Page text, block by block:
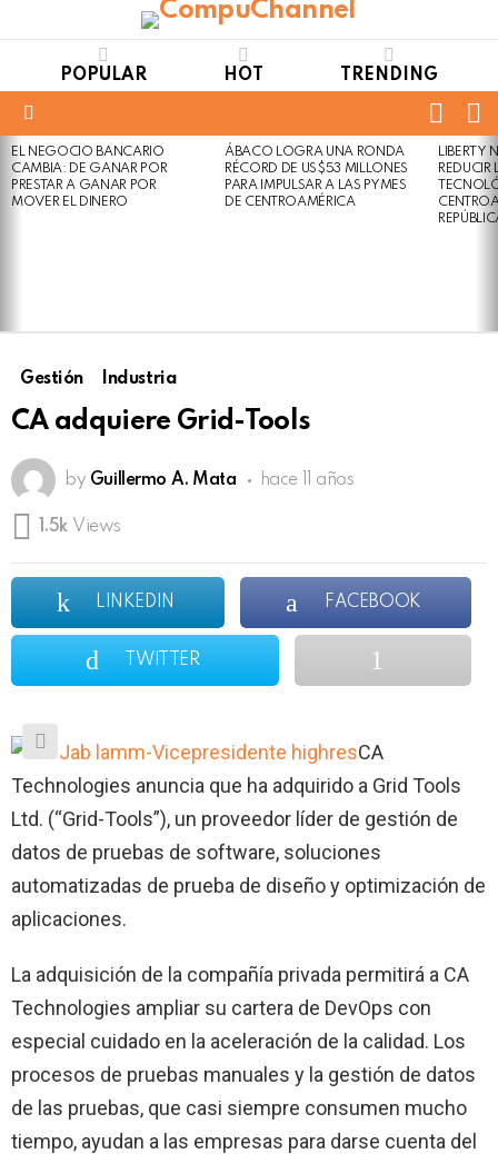
POPULAR HOT TRENDING
LATEST
STORIES
EL NEGOCIO BANCARIO
CAMBIA: DE GANAR POR
PRESTAR A GANAR POR
MOVER EL DINERO
Not
Safe
For
Click
to
view
ÁBACO LOGRA UNA RONDA
RÉCORD DE US$53 MILLONES
PARA IMPULSAR A LAS PYMES
DE CENTROAMÉRICA
LIBERTY
REDUCIR
Gestión Industria
CA adquiere Grid-Tools
by Guillermo A. Mata hace 11 años
1.5k Views
LINKEDIN FACEBOOK
TWITTER
CA
Technologies anuncia que ha adquirido a Grid Tools
Ltd. (“Grid-Tools”), un proveedor líder de gestión de
datos de pruebas de software, soluciones
automatizadas de prueba de diseño y optimización de
aplicaciones.
La adquisición de la compañía privada permitirá a CA
Technologies ampliar su cartera de DevOps con
especial cuidado en la aceleración de la calidad. Los
procesos de pruebas manuales y la gestión de datos
de las pruebas, que casi siempre consumen mucho
tiempo, ayudan a las empresas para darse cuenta del